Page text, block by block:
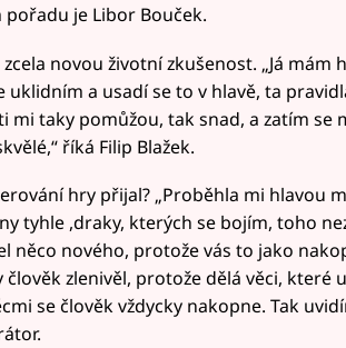
je Libor Bouček.
novou životní zkušenost. „Já mám
uklidním a usadí se to v hlavě, ta
mi taky pomůžou, tak snad, a zatím se
říká Filip Blažek.
hry přijal? „Proběhla mi hlavou
tyhle ,draky, kterých se bojím, toho
něco nového, protože vás to jako
člověk zlenivěl, protože dělá věci, které
se člověk vždycky nakopne. Tak